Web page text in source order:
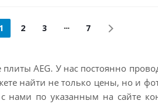
1 2 3 7
AEG. У нас постоянно
найти не только цены, но и
нами по указанным на сайте